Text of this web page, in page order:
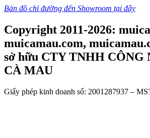
Bản đồ chỉ đường đến Showroom tại đây
Copyright 2011-2026:
muicamau.com,
sở hữu CTY TNHH CÔNG
CÀ MAU
Giấy phép kinh doanh số: 2001287937 –